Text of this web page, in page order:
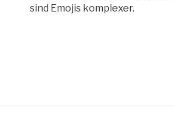
sind Emojis komplexer.